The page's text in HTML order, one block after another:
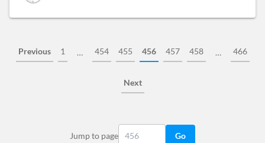
Previous 1 … 454 455 456 457 458 … 466
Next
Jump to page Go